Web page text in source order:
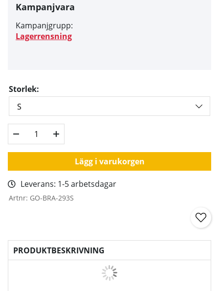
Kampanjvara
Kampanjgrupp:
Lagerrensning
Storlek:
Lägg i varukorgen
Leverans: 1-5 arbetsdagar
Artnr: GO-BRA-293S
PRODUKTBESKRIVNING